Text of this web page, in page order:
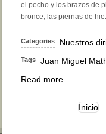
el pecho y los brazos de
bronce, las piernas de
Categories Nuestros
Tags Juan Miguel
Read more...
Inicio